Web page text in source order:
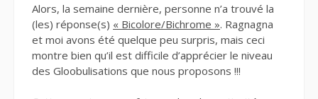
Alors, la semaine dernière, personne n’a trouvé la
(les) réponse(s) « Bicolore/Bichrome ». Ragnagna
et moi avons été quelque peu surpris, mais ceci
montre bien qu’il est difficile d’apprécier le niveau
des Gloobulisations que nous proposons !!!